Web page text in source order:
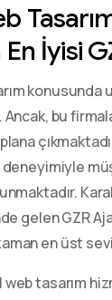
En İyisi
konusunda
bu
gelen GZR
en üst
web tasarım